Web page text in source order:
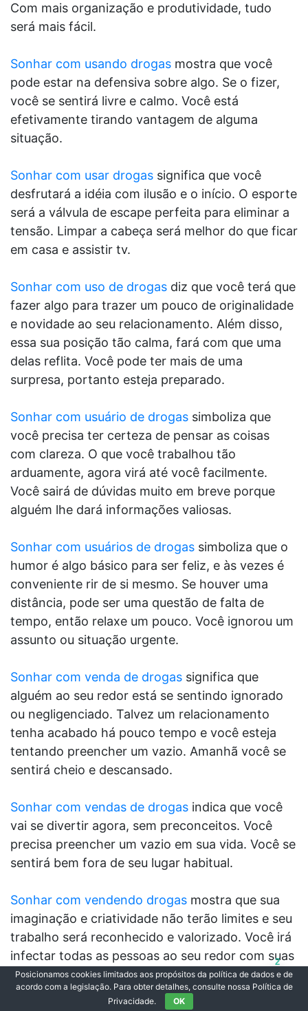
Com mais organização e produtividade, tudo
será mais fácil.
Sonhar com usando drogas mostra que você
pode estar na defensiva sobre algo. Se o fizer,
você se sentirá livre e calmo. Você está
efetivamente tirando vantagem de alguma
situação.
Sonhar com usar drogas significa que você
desfrutará a idéia com ilusão e o início. O esporte
será a válvula de escape perfeita para eliminar a
tensão. Limpar a cabeça será melhor do que ficar
em casa e assistir tv.
Sonhar com uso de drogas diz que você terá que
fazer algo para trazer um pouco de originalidade
e novidade ao seu relacionamento. Além disso,
essa sua posição tão calma, fará com que uma
delas reflita. Você pode ter mais de uma
surpresa, portanto esteja preparado.
Sonhar com usuário de drogas simboliza que
você precisa ter certeza de pensar as coisas
com clareza. O que você trabalhou tão
arduamente, agora virá até você facilmente.
Você sairá de dúvidas muito em breve porque
alguém lhe dará informações valiosas.
Sonhar com usuários de drogas simboliza que o
humor é algo básico para ser feliz, e às vezes é
conveniente rir de si mesmo. Se houver uma
distância, pode ser uma questão de falta de
tempo, então relaxe um pouco. Você ignorou um
assunto ou situação urgente.
Sonhar com venda de drogas significa que
alguém ao seu redor está se sentindo ignorado
ou negligenciado. Talvez um relacionamento
tenha acabado há pouco tempo e você esteja
tentando preencher um vazio. Amanhã você se
sentirá cheio e descansado.
Sonhar com vendas de drogas indica que você
vai se divertir agora, sem preconceitos. Você
precisa preencher um vazio em sua vida. Você se
sentirá bem fora de seu lugar habitual.
Sonhar com vendendo drogas mostra que sua
imaginação e criatividade não terão limites e seu
trabalho será reconhecido e valorizado. Você irá
infectar todas as pessoas ao seu redor com suas
boas vibrações e você se sentirá muito bem.
Você tem medo de causar uma impressão errada.
Posicionamos cookies limitados aos propósitos da política de dados e de
acordo com a legislação. Para obter detalhes, consulte nossa Política de
Privacidade.
OK
2